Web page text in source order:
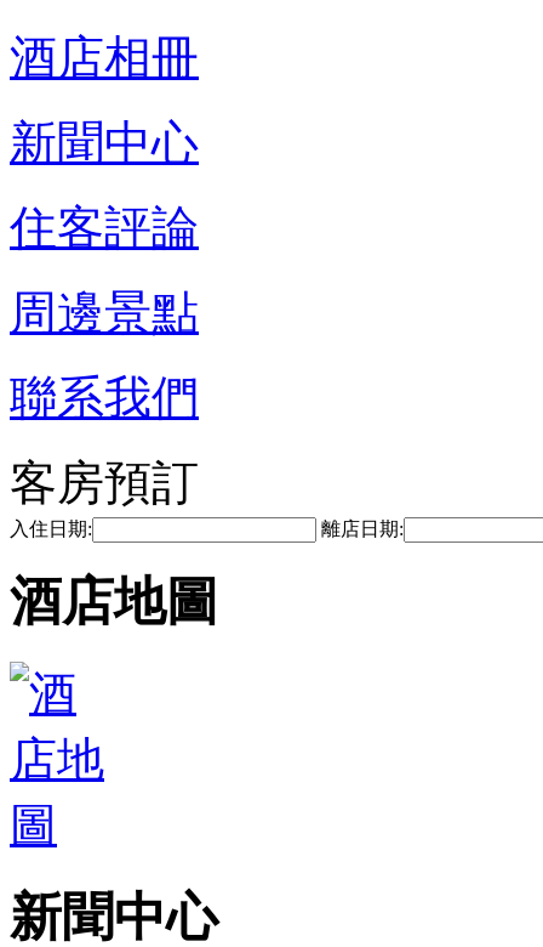
酒店相冊
新聞中心
住客評論
周邊景點
聯系我們
客房預訂
入住日期: 離店日期:
酒店地圖
新聞中心